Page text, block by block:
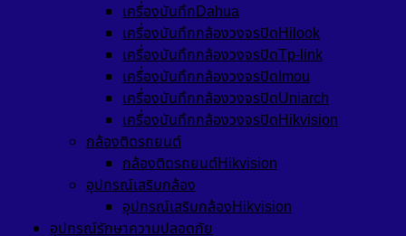
เครื่องบันทึกDahua
เครื่องบันทึกกล้องวงจรปิดHilook
เครื่องบันทึกกล้องวงจรปิดTp-link
เครื่องบันทึกกล้องวงจรปิดImou
เครื่องบันทึกกล้องวงจรปิดUniarch
เครื่องบันทึกกล้องวงจรปิดHikvision
กล้องติดรถยนต์
กล้องติดรถยนต์Hikvision
อุปกรณ์เสริมกล้อง
อุปกรณ์เสริมกล้องHikvision
อุปกรณ์รักษาความปลอดภัย